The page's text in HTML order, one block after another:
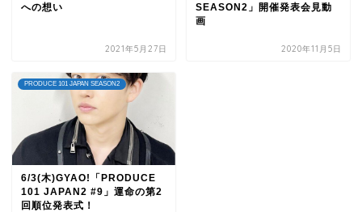
への想い
2021年5月27日
SEASON2」開催発表会見動
画
2020年11月5日
PRODUCE 101 JAPAN SEASON2
6/3(木)GYAO!「PRODUCE
101 JAPAN2 #9」運命の第2
回順位発表式！